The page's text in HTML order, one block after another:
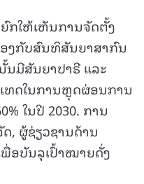
ກໃຫ້ເຫັນການຈັດຕັ້ງ
ງກັບສົນທິສັນຍາສາກົນ
ນມີສັນຍາປາຣີ ແລະ
ທດໃນການຫຼຸດຜ່ອນການ
ໃນປີ 2030. ການ
, ຜູ້ຊ່ຽວຊານດ້ານ
ອບັນລຸເປົ້າໝາຍດັ່ງ